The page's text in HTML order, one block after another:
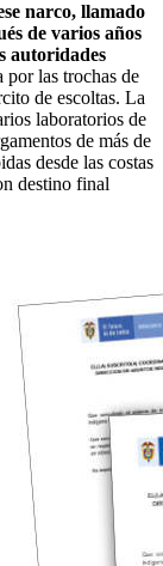
narco, llamado
de varios años
autoridades
por las trochas de
de escoltas. La
laboratorios de
de más de
desde las costas
destino final